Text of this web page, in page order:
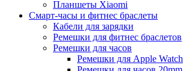
Планшеты Xiaomi
Смарт-часы и фитнес браслеты
Кабели для зарядки
Ремешки для фитнес браслетов
Ремешки для часов
Ремешки для Apple Watch